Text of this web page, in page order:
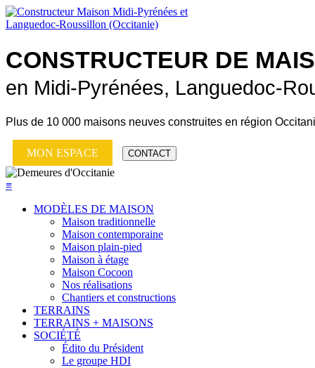
CONSTRUCTEUR DE
en Midi-Pyrénées, Languedoc-
Plus de 10 000 maisons neuves construites en région
MON ESPACE CONTACT
≡
MODÈLES DE MAISON
Maison traditionnelle
Maison contemporaine
Maison plain-pied
Maison à étage
Maison Cocoon
Nos réalisations
Chantiers et constructions
TERRAINS
TERRAINS + MAISONS
SOCIÉTÉ
Édito du Président
Le groupe HDI